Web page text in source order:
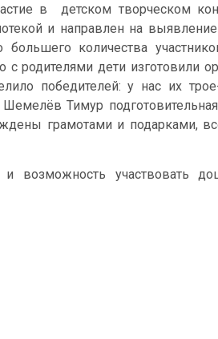
в детском творческом
и направлен на
большего количества
с родителями дети изготовили
победителей: у нас их
Тимур
грамотами и подарками,
возможность участвовать